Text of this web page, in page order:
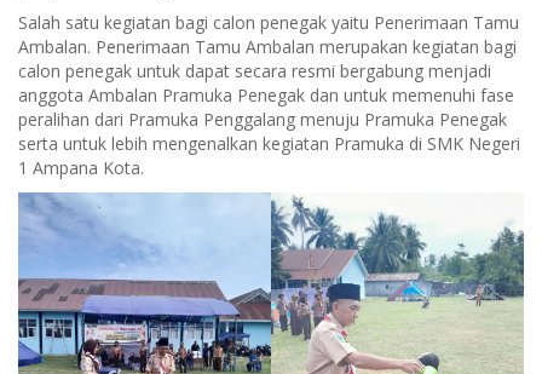
Salah satu kegiatan bagi calon penegak yaitu Penerimaan Tamu
Ambalan. Penerimaan Tamu Ambalan merupakan kegiatan bagi
calon penegak untuk dapat secara resmi bergabung menjadi
anggota Ambalan Pramuka Penegak dan untuk memenuhi fase
peralihan dari Pramuka Penggalang menuju Pramuka Penegak
serta untuk lebih mengenalkan kegiatan Pramuka di SMK Negeri
1 Ampana Kota.